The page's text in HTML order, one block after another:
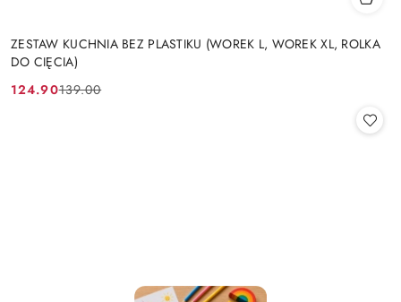
ZESTAW KUCHNIA BEZ PLASTIKU (WOREK L, WOREK XL, ROLKA
DO CIĘCIA)
Cena
124.90
Cena
139.00